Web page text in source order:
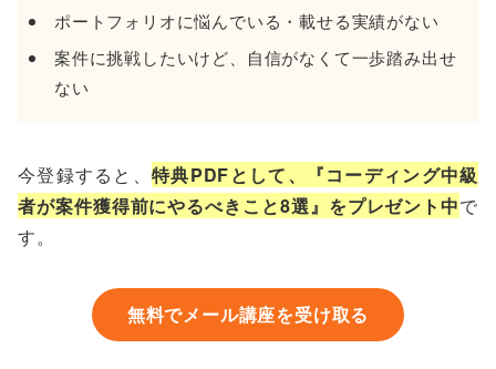
ポートフォリオに悩んでいる・載せる実績がない
案件に挑戦したいけど、自信がなくて一歩踏み出せ
ない
今登録すると、特典PDFとして、『コーディング中級
者が案件獲得前にやるべきこと8選』をプレゼント中で
す。
無料でメール講座を受け取る